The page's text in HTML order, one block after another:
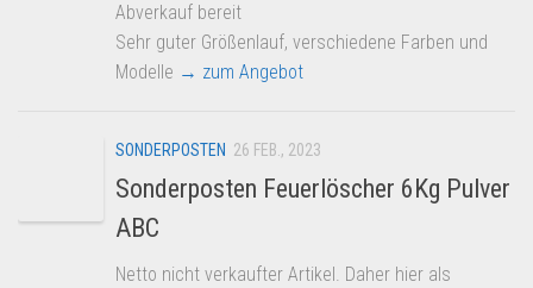
Abverkauf bereit
Sehr guter Größenlauf, verschiedene Farben und
Modelle → zum Angebot
SONDERPOSTEN 26 FEB., 2023
Sonderposten Feuerlöscher 6Kg Pulver
ABC
Netto nicht verkaufter Artikel. Daher hier als